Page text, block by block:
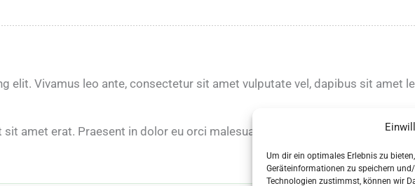
Um dir ein optimales Erlebnis zu
Geräteinformationen zu speichern
Technologien zustimmst, können wir
elit. Vivamus leo ante, consectetur sit amet vulputate vel, dapibus sit amet
amet erat. Praesent in dolor eu orci malesuada viverra vitae vel purus.